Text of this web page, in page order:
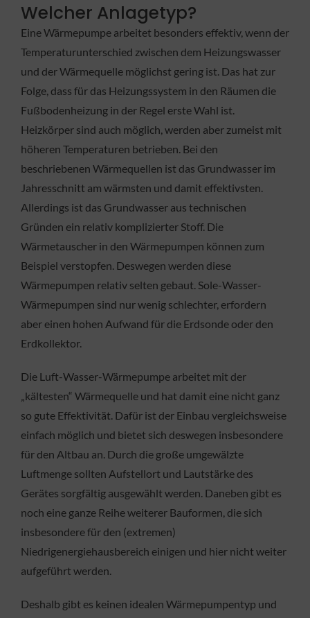
Welcher Anlagetyp?
Eine Wärmepumpe arbeitet besonders effektiv, wenn der
Temperaturunterschied zwischen dem Heizungswasser
und der Wärmequelle möglichst gering ist. Das hat zur
Folge, dass für das Heizungssystem in den Räumen die
Fußbodenheizung in der Regel erste Wahl ist.
Heizkörper sind auch möglich, werden aber zumeist mit
höheren Temperaturen betrieben. Bei den
beschriebenen Wärmequellen ist das Grundwasser im
Jahresschnitt am wärmsten und damit effektivsten.
Allerdings ist das Grundwasser aus technischen
Gründen ein relativ komplizierter Stoff. Die
Wärmetauscher in den Wärmepumpen können zum
Beispiel verstopfen. Deswegen werden diese
Wärmepumpen relativ selten gebaut. Sole-Wasser-
Wärmepumpen sind nur wenig schlechter, erfordern
aber einen hohen Aufwand für die Erdsonde oder den
Erdkollektor.
Die Luft-Wasser-Wärmepumpe arbeitet mit der
„kältesten“ Wärmequelle und hat damit eine nicht ganz
so gute Effektivität. Dafür ist der Einbau vergleichsweise
einfach möglich und bietet sich deswegen insbesondere
für den Altbau an. Durch die große umgewälzte
Luftmenge sollten Aufstellort und Lautstärke des
Gerätes sorgfältig ausgewählt werden. Daneben gibt es
noch eine ganze Reihe weiterer Bauformen, die sich
insbesondere für den (extremen)
Niedrigenergiehausbereich einigen und hier nicht weiter
aufgeführt werden.
Deshalb gibt es keinen idealen Wärmepumpentyp und